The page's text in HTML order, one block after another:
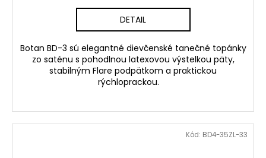
DETAIL
Botan BD-3 sú elegantné dievčenské tanečné topánky
zo saténu s pohodlnou latexovou výstelkou päty,
stabilným Flare podpätkom a praktickou
rýchloprackou.
Kód: BD4-35ZL-33